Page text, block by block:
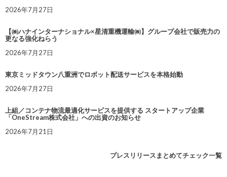
2026年7月27日
【㈱ハナインターナショナル×星清重機運輸㈱】グループ会社で販売力の
更なる強化ねらう
2026年7月27日
東京ミッドタウン八重洲でロボット配送サービスを本格始動
2026年7月27日
上組／コンテナ物流最適化サービスを提供する スタートアップ企業
「OneStream株式会社」への出資のお知らせ
2026年7月21日
プレスリリースまとめてチェック一覧